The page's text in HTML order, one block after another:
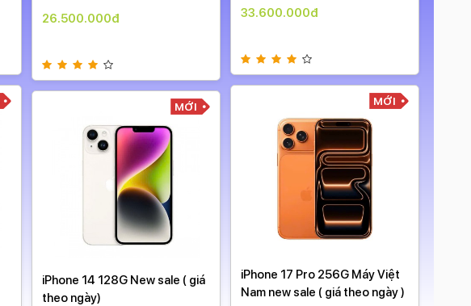
26.500.000đ
MỚI
iPhone 14 128G New sale ( giá
theo ngày)
33.600.000đ
MỚI
iPhone 17 Pro 256G Máy Việt
Nam new sale ( giá theo ngày )